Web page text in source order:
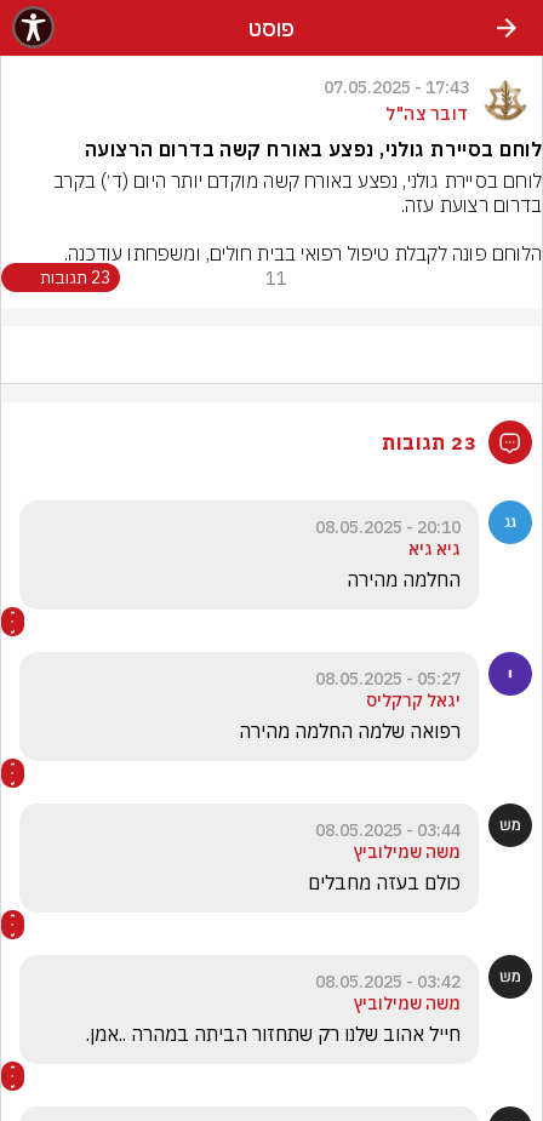
פוסט
17:43 - 07.05.2025
דובר צה"ל
לוחם בסיירת גולני, נפצע באורח קשה בדרום הרצועה
לוחם בסיירת גולני, נפצע באורח קשה מוקדם יותר היום (ד׳) בקרב
הלוחם פונה לקבלת טיפול רפואי בבית חולים, ומשפחתו עודכנה.
11 23 תגובות
23 תגובות
20:10 - 08.05.2025
גיא גיא
החלמה מהירה
05:27 - 08.05.2025
יגאל קרקליס
רפואה שלמה החלמה מהירה
03:44 - 08.05.2025
משה שמילוביץ
כולם בעזה מחבלים
03:42 - 08.05.2025
משה שמילוביץ
חייל אהוב שלנו רק שתחזור הביתה במהרה ..אמן.